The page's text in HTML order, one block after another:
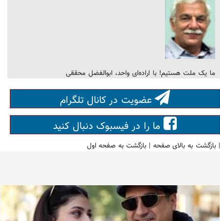
ما یک ملت هستیم! با اراده‌ای واحد، ابوالفضل محققی
عضویت در کانال تلگرام
ما را در فیسبوک دنبال کنید
|بازگشت به بالای صفحه |بازگشت به صفحه اول